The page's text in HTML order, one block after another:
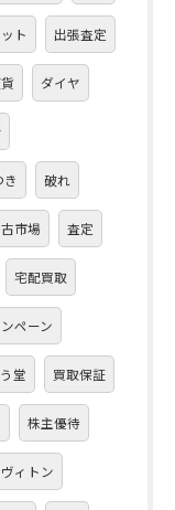
ト 出張査定
ダイヤ
き 破れ
市場 査定
宅配買取
ペーン
堂 買取保証
株主優待
ヴィトン